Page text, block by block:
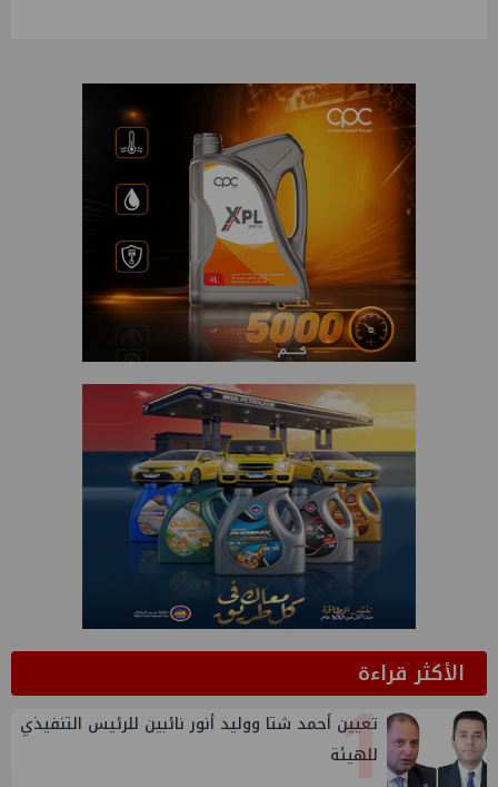
الأكثر قراءة1
تعيين أحمد شتا ووليد أنور نائبين للرئيس التنفيذي
للهيئة